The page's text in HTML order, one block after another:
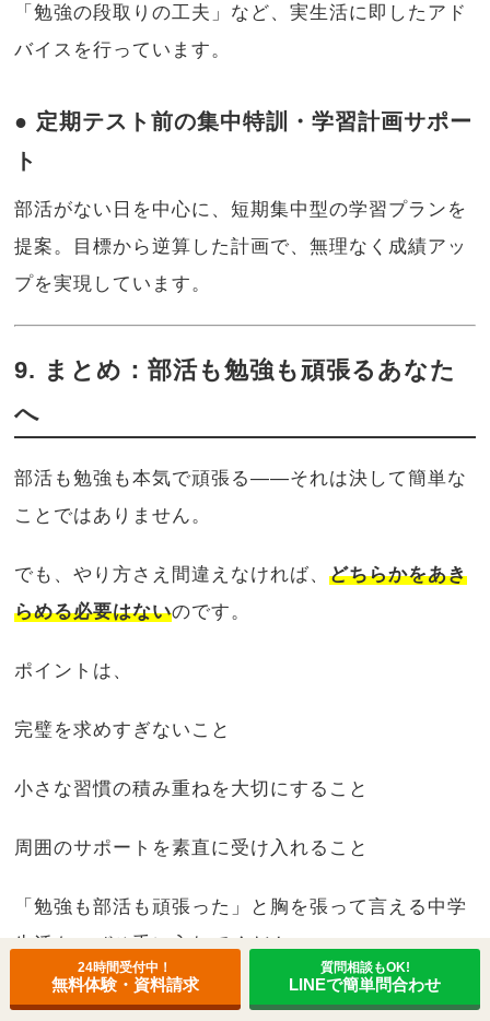
「勉強の段取りの工夫」など、実生活に即したアド
バイスを行っています。
● 定期テスト前の集中特訓・学習計画サポー
ト
部活がない日を中心に、短期集中型の学習プランを
提案。目標から逆算した計画で、無理なく成績アッ
プを実現しています。
9. まとめ：部活も勉強も頑張るあなた
へ
部活も勉強も本気で頑張る――それは決して簡単な
ことではありません。
でも、やり方さえ間違えなければ、どちらかをあき
らめる必要はないのです。
ポイントは、
完璧を求めすぎないこと
小さな習慣の積み重ねを大切にすること
周囲のサポートを素直に受け入れること
「勉強も部活も頑張った」と胸を張って言える中学
生活を、ぜひ手に入れてください。
私たち「個別指導のハッピースマイル」は、あなた
24時間受付中！
無料体験・資料請求
質問相談もOK!
LINEで簡単問合わせ